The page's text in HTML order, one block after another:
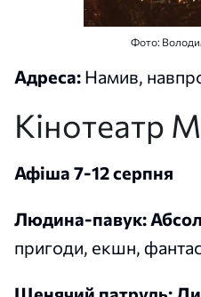
Фото:
Адреса: Намив,
Кінотеатр
Афіша 7-12серпня
Людина-павук:
пригоди, екшн,